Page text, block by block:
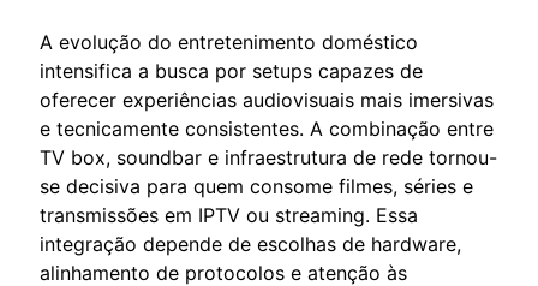
A evolução do entretenimento doméstico
intensifica a busca por setups capazes de
oferecer experiências audiovisuais mais imersivas
e tecnicamente consistentes. A combinação entre
TV box, soundbar e infraestrutura de rede tornou-
se decisiva para quem consome filmes, séries e
transmissões em IPTV ou streaming. Essa
integração depende de escolhas de hardware,
alinhamento de protocolos e atenção às